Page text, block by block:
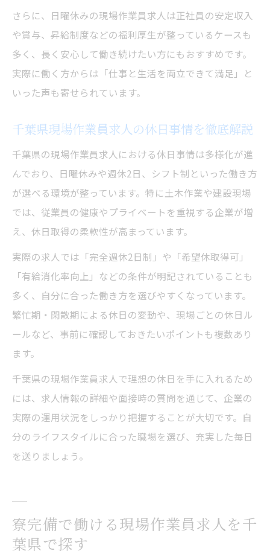
さらに、日曜休みの現場作業員求人は正社員の安定収入
や賞与、昇給制度などの福利厚生が整っているケースも
多く、長く安心して働き続けたい方にもおすすめです。
実際に働く方からは「仕事と生活を両立できて満足」と
いった声も寄せられています。
千葉県現場作業員求人の休日事情を徹底解説
千葉県の現場作業員求人における休日事情は多様化が進
んでおり、日曜休みや週休2日、シフト制といった働き方
が選べる環境が整っています。特に土木作業や建設現場
では、従業員の健康やプライベートを重視する企業が増
え、休日取得の柔軟性が高まっています。
実際の求人では「完全週休2日制」や「希望休取得可」
「有給消化率向上」などの条件が明記されていることも
多く、自分に合った働き方を選びやすくなっています。
繁忙期・閑散期による休日の変動や、現場ごとの休日ル
ールなど、事前に確認しておきたいポイントも複数あり
ます。
千葉県の現場作業員求人で理想の休日を手に入れるため
には、求人情報の詳細や面接時の質問を通じて、企業の
実際の運用状況をしっかり把握することが大切です。自
分のライフスタイルに合った職場を選び、充実した毎日
を送りましょう。
寮完備で働ける現場作業員求人を千
葉県で探す